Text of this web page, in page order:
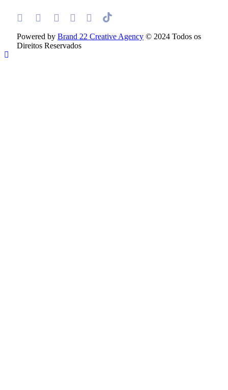
Powered by Brand 22 Creative Agency © 2024 Todos os
Direitos Reservados